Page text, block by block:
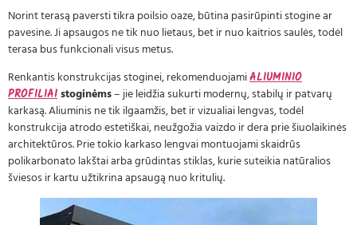
Norint terasą paversti tikra poilsio oaze, būtina pasirūpinti stogine ar
pavesine. Ji apsaugos ne tik nuo lietaus, bet ir nuo kaitrios saulės, todėl
terasa bus funkcionali visus metus.
Renkantis konstrukcijas stoginei, rekomenduojamiALIUMINIO
PROFILIAIstoginėms– jie leidžia sukurti modernų, stabilų ir patvarų
karkasą. Aliuminis ne tik ilgaamžis, bet ir vizualiai lengvas, todėl
konstrukcija atrodo estetiškai, neužgožia vaizdo ir dera prie šiuolaikinės
architektūros. Prie tokio karkaso lengvai montuojami skaidrūs
polikarbonato lakštai arba grūdintas stiklas, kurie suteikia natūralios
šviesos ir kartu užtikrina apsaugą nuo kritulių.